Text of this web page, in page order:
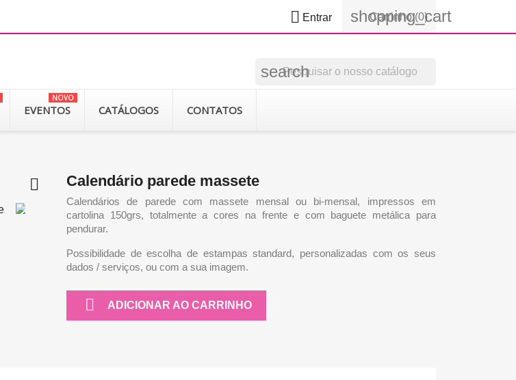
 Entrar shopping_cart
Carrinho (0)
search
EVENTOS
NOVO
CATÁLOGOS CONTATOS
 Calendário parede massete
Calendários de parede com massete mensal ou bi-mensal, impressos em
cartolina 150grs, totalmente a cores na frente e com baguete metálica para
pendurar.
Possibilidade de escolha de estampas standard, personalizadas com os seus
dados / serviços, ou com a sua imagem.
 ADICIONAR AO CARRINHO